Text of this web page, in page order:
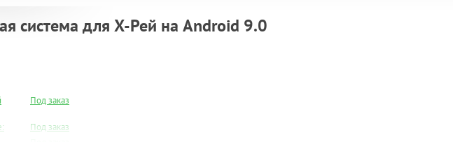
система для Х-Рей на Android 9.0
Под заказ
Под заказ